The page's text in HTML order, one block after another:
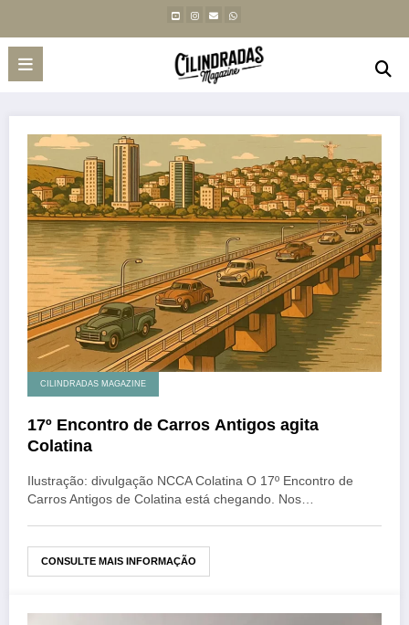
CILINDRADAS MAGAZINE
17º Encontro de Carros Antigos agita
Colatina
Ilustração: divulgação NCCA Colatina O 17º Encontro de
Carros Antigos de Colatina está chegando. Nos…
CONSULTE MAIS INFORMAÇÃO